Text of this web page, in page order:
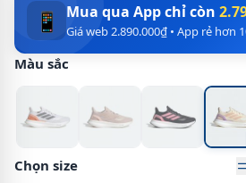
📱 Mua qua App chỉ còn
Giá web 2.890.000₫ • App rẻ hơn
Màu sắc
Chọn size